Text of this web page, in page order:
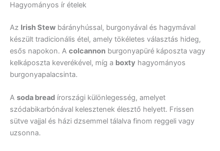
Hagyományos ír ételek
Az Irish Stew bárányhússal, burgonyával és hagymával
készült tradicionális étel, amely tökéletes választás hideg,
esős napokon. A colcannon burgonyapüré káposzta vagy
kelkáposzta keverékével, míg a boxty hagyományos
burgonyapalacsinta.
A soda bread írországi különlegesség, amelyet
szódabikarbónával kelesztenek élesztő helyett. Frissen
sütve vajjal és házi dzsemmel tálalva finom reggeli vagy
uzsonna.